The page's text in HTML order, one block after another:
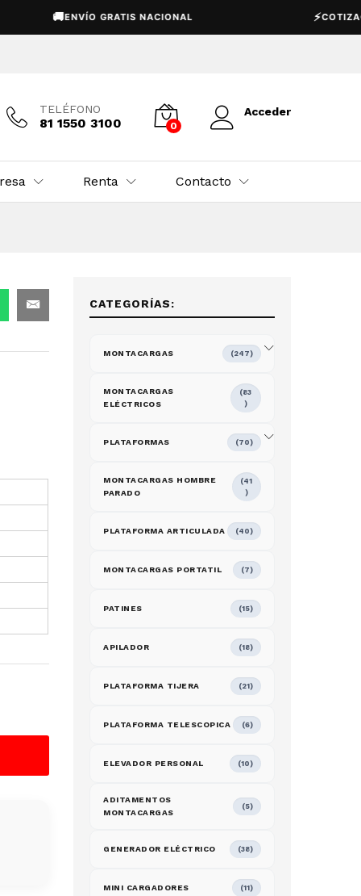
ENVÍO GRATIS NACIONAL COTIZACIÓN
TELÉFONO
81 1550 3100 0
Acceder
Renta Contacto
CATEGORÍAS:
MONTACARGAS (247)
MONTACARGAS
ELÉCTRICOS
(83
)
PLATAFORMAS (70)
MONTACARGAS HOMBRE
PARADO
(41
)
PLATAFORMA ARTICULADA (40)
MONTACARGAS PORTATIL (7)
PATINES (15)
APILADOR (18)
PLATAFORMA TIJERA (21)
PLATAFORMA TELESCOPICA (6)
ELEVADOR PERSONAL (10)
ADITAMENTOS
MONTACARGAS
(5)
GENERADOR ELÉCTRICO (38)
MINI CARGADORES (11)
USD $39,950.00